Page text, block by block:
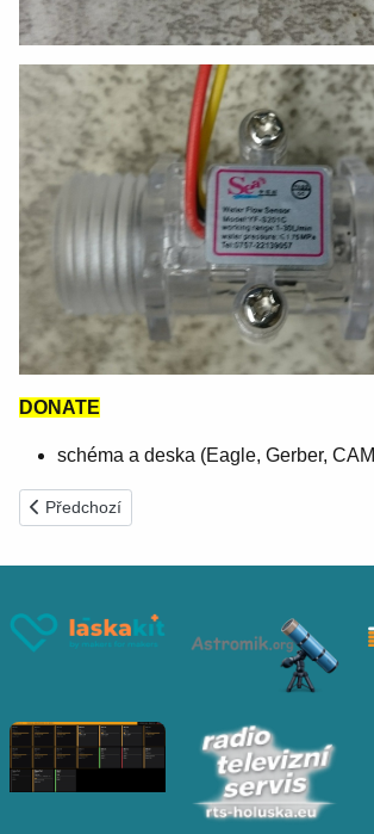
DONATE
schéma a deska (Eagle, Gerber,
Předchozí článek: Moje WiFi ESP8266 -
Předchozí